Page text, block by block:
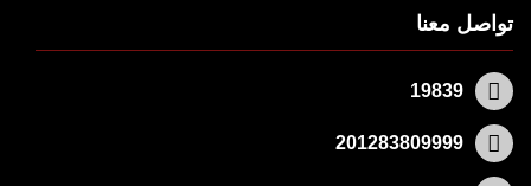
تواصل معنا
19839
201283809999